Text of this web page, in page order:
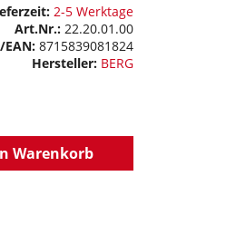
2-5 Werktage
Art.Nr.: 22.20.01.00
EAN: 8715839081824
Hersteller: BERG
Warenkorb